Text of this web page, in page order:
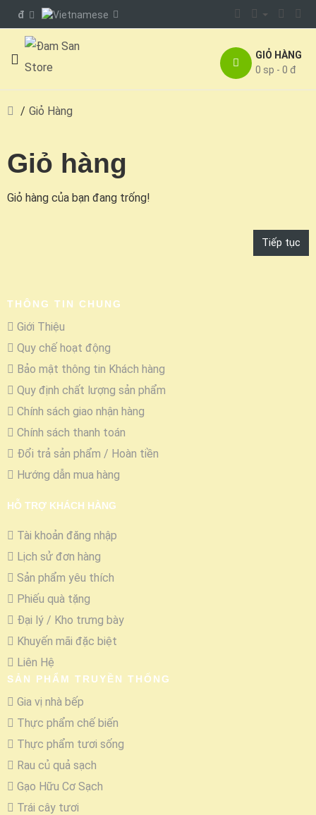
đ
GIỎ HÀNG
0 sp - 0 đ
Giỏ Hàng
Giỏ hàng
Giỏ hàng của bạn đang trống!
Tiếp tục
THÔNG TIN CHUNG
Giới Thiệu
Quy chế hoạt động
Bảo mật thông tin Khách hàng
Quy định chất lượng sản phẩm
Chính sách giao nhận hàng
Chính sách thanh toán
Đổi trả sản phẩm / Hoàn tiền
Hướng dẫn mua hàng
HỖ TRỢ KHÁCH HÀNG
Tài khoản đăng nhập
Lịch sử đơn hàng
Sản phẩm yêu thích
Phiếu quà tặng
Đại lý / Kho trưng bày
Khuyến mãi đặc biệt
Liên Hệ
SẢN PHẨM TRUYỀN THỐNG
Gia vị nhà bếp
Thực phẩm chế biến
Thực phẩm tươi sống
Rau củ quả sạch
Gạo Hữu Cơ Sạch
Trái cây tươi